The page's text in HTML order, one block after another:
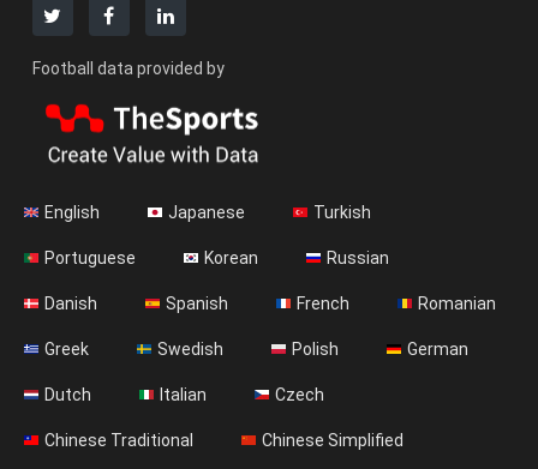
Football data provided by
English Japanese Turkish
Portuguese Korean Russian
Danish Spanish French Romanian
Greek Swedish Polish German
Dutch Italian Czech
Chinese Traditional Chinese Simplified